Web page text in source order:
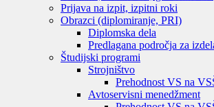
Prijava na izpit, izpitni roki
Obrazci (diplomiranje, PRI)
Diplomska dela
Predlagana področja za
Študijski programi
Strojništvo
Prehodnost VS na
Avtoservisni menedžment